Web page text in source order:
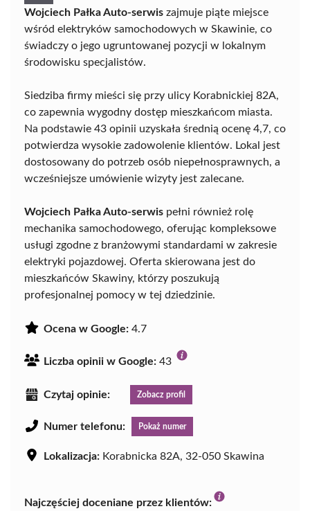
Wojciech Pałka Auto-serwis zajmuje piąte miejsce
wśród elektryków samochodowych w Skawinie, co
świadczy o jego ugruntowanej pozycji w lokalnym
środowisku specjalistów.
Siedziba firmy mieści się przy ulicy Korabnickiej 82A,
co zapewnia wygodny dostęp mieszkańcom miasta.
Na podstawie 43 opinii uzyskała średnią ocenę 4,7, co
potwierdza wysokie zadowolenie klientów. Lokal jest
dostosowany do potrzeb osób niepełnosprawnych, a
wcześniejsze umówienie wizyty jest zalecane.
Wojciech Pałka Auto-serwis pełni również rolę
mechanika samochodowego, oferując kompleksowe
usługi zgodne z branżowymi standardami w zakresie
elektryki pojazdowej. Oferta skierowana jest do
mieszkańców Skawiny, którzy poszukują
profesjonalnej pomocy w tej dziedzinie.
Ocena w Google: 4.7
Liczba opinii w Google: 43
Czytaj opinie: Zobacz profil
Numer telefonu: Pokaż numer
Lokalizacja: Korabnicka 82A, 32-050 Skawina
Najczęściej doceniane przez klientów: